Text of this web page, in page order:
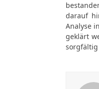
darauf
Analyse
geklärt
sorgfältig